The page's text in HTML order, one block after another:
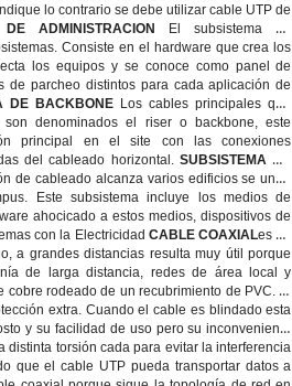
lo contrario se debe utilizar cable UTP de
DE ADMINISTRACION
El subsistema de
Consiste en el hardware que crea los
los equipos y se conoce como panel de
de parcheo distintos para cada aplicación de
DE BACKBONE Los cables principales que
denominados el riser o backbone, este
principal en el site con las conexiones
del cableado horizontal.SUBSISTEMA DE
de cableado alcanza varios edificios se unen
Este subsistema incluye los medios de
ahocicado a estos medios, dispositivos de
con la Electricidad CABLE COAXIALes un
a grandes distancias resulta muy útil porque
de larga distancia, redes de área local y
cobre rodeado de un recubrimiento de PVC. Si
extra. Cuando el cable es blindado esta
y su facilidad de uso pero su inconveniente
distinta torsión cada para evitar la interferencia
que el cable UTP pueda transportar datos a